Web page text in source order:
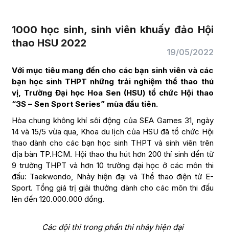
1000 học sinh, sinh viên khuấy đảo Hội
thao HSU 2022
19/05/2022
Với mục tiêu mang đến cho các bạn sinh viên và các
bạn học sinh THPT những trải nghiệm thể thao thú
vị, Trường Đại học Hoa Sen (HSU) tổ chức Hội thao
“3S – Sen Sport Series” mùa đầu tiên.
Hòa chung không khí sôi động của SEA Games 31, ngày
14 và 15/5 vừa qua, Khoa du lịch của HSU đã tổ chức Hội
thao dành cho các bạn học sinh THPT và sinh viên trên
địa bàn TP.HCM. Hội thao thu hút hơn 200 thí sinh đến từ
9 trường THPT và hơn 10 trường đại học ở các môn thi
đấu: Taekwondo, Nhảy hiện đại và Thể thao điện tử E-
Sport. Tổng giá trị giải thưởng dành cho các môn thi đấu
lên đến 120.000.000 đồng.
Các đội thi trong phần thi nhảy hiện đại